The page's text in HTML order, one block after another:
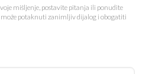
mišljenje, postavite pitanja ili ponudite
potaknuti zanimljiv dijalog i obogatiti